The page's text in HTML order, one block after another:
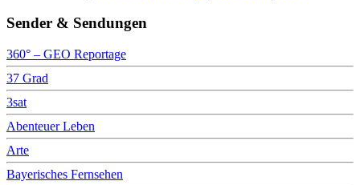
Sender & Sendungen
360° – GEO Reportage
37 Grad
3sat
Abenteuer Leben
Arte
Bayerisches Fernsehen